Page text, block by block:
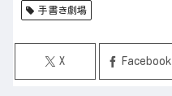
手書き劇場
X Facebook